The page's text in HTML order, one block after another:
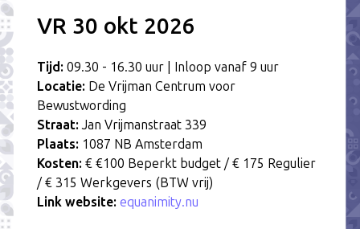
VR 30 okt 2026
Tijd: 09.30 - 16.30 uur | Inloop vanaf 9 uur
Locatie: De Vrijman Centrum voor
Bewustwording
Straat:Jan Vrijmanstraat 339
Plaats: 1087 NB Amsterdam
Kosten: € €100 Beperkt budget / € 175 Regulier
/ € 315 Werkgevers (BTW vrij)
Link website: equanimity.nu